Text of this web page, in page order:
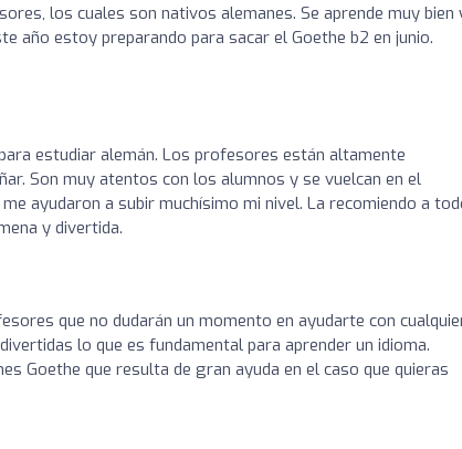
los cuales son nativos alemanes. Se aprende muy bien
año estoy preparando para sacar el Goethe b2 en junio.
estudiar alemán. Los profesores están altamente
Son muy atentos con los alumnos y se vuelcan en el
ayudaron a subir muchísimo mi nivel. La recomiendo a
y divertida.
que no dudarán un momento en ayudarte con
lo que es fundamental para aprender un idioma.
Goethe que resulta de gran ayuda en el caso que quieras